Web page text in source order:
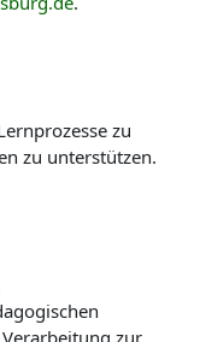
zu
zu unterstützen.
zur